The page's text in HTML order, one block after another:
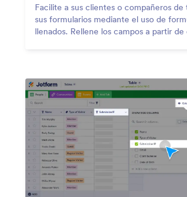
Facilite a sus clientes o compañeros de
sus formularios mediante el uso de
llenados. Rellene los campos a partir de